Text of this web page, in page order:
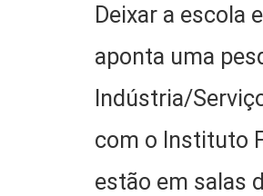
Deixar a escola
aponta uma
Indústria/
com o Instituto
estão em salas